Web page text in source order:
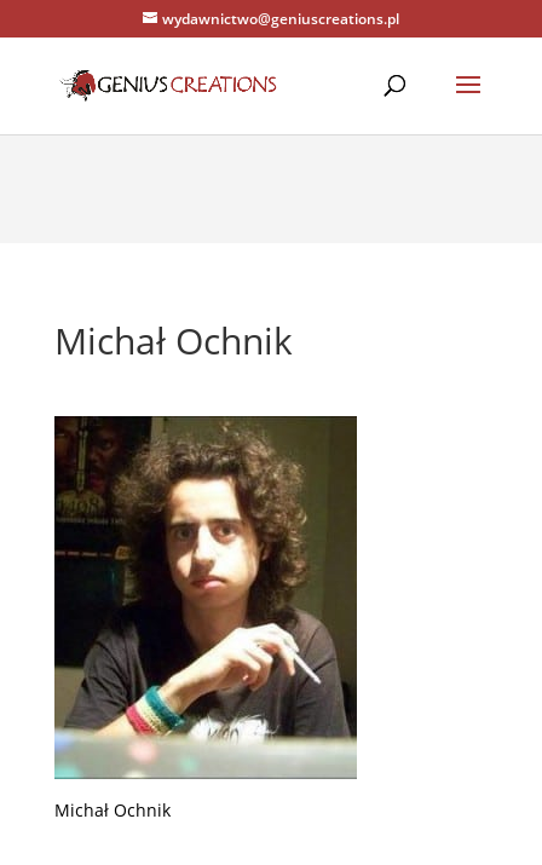
Warning: Constant WP_CACHE already defined in
/home/zenstrona/domains/geniuscreations.pl/public_html/wp-
config.phpon line 94
wydawnictwo@geniuscreations.pl
Michał Ochnik
Michał Ochnik